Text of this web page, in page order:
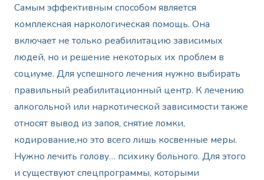
Самым эффективным способом является
комплексная наркологическая помощь. Она
включает не только реабилитацию зависимых
людей, но и решение некоторых их проблем в
социуме. Для успешного лечения нужно выбирать
правильный реабилитационный центр. К лечению
алкогольной или наркотической зависимости также
относят вывод из запоя, снятие ломки,
кодирование,но это всего лишь косвенные меры.
Нужно лечить голову… психику больного. Для этого
и существуют спецпрограммы, которыми